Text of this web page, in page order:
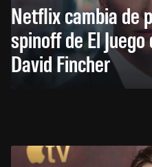
Netflix cambia de
spinoff de El
David Fincher